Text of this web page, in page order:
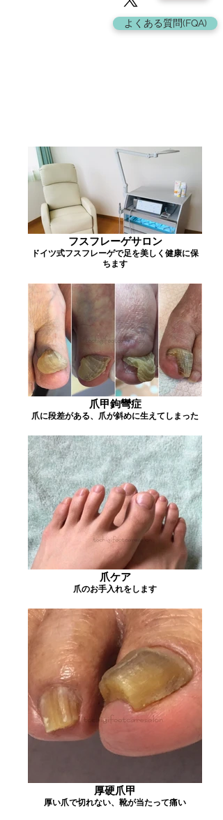
よくある質問(FQA)
フスフレーゲサロン
ドイツ式フスフレーゲで足を美しく健康に保
ちます
爪甲鉤彎症
爪に段差がある、爪が斜めに生えてしまった
爪ケア
爪のお手入れをします
厚硬爪甲
厚い爪で切れない、靴が当たって痛い